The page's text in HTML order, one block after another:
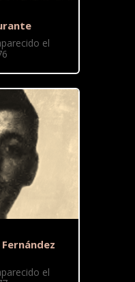
el
el